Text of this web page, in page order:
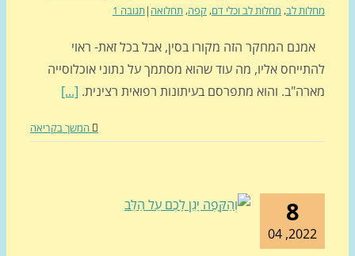
,מחלות לב וכלי דם,קפה, תחלואה| תגובה 1
המחקר הזה מקורו בסין, אבל בכל זאת- ראוי
אליו, מה עוד שהוא מסתמך על נתוני אוכלוסייה
והוא מתפרסם בעיתונות רפואית רצינית. [...]
המשך בקריאה